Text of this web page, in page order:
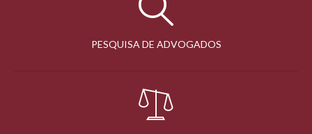
PESQUISA DE ADVOGADOS